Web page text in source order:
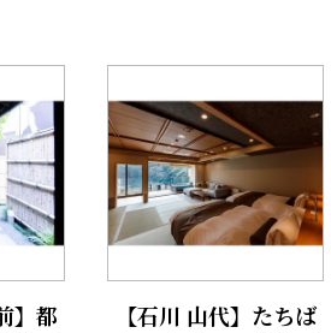
】都
【石川 山代】たちば